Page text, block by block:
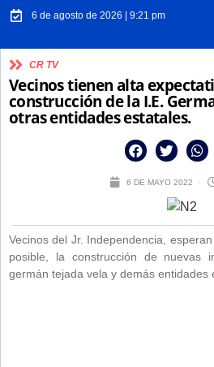
6 de agosto de 2026 | 9:21 pm
CR TV
Vecinos tienen alta
construcción de la I.E.
otras entidades estatales.
6 DE MAYO 2022
Vecinos del Jr. Independencia,
posible, la construcción de nuevas
germán tejada vela y demás entidades